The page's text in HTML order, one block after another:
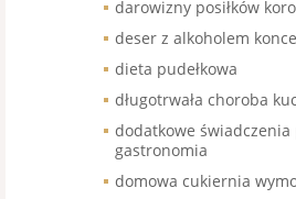
darowizny posiłków
deser z alkoholem
dieta pudełkowa
długotrwała choroba
dodatkowe świadczenia
gastronomia
domowa cukiernia